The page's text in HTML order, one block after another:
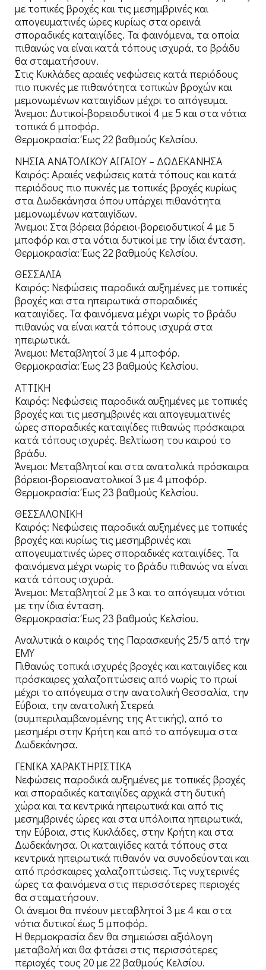
με τοπικές βροχές και τις μεσημβρινές και
απογευματινές ώρες κυρίως στα ορεινά
σποραδικές καταιγίδες. Τα φαινόμενα, τα οποία
πιθανώς να είναι κατά τόπους ισχυρά, το βράδυ
θα σταματήσουν.
Στις Κυκλάδες αραιές νεφώσεις κατά περιόδους
πιο πυκνές με πιθανότητα τοπικών βροχών και
μεμονωμένων καταιγίδων μέχρι το απόγευμα.
Άνεμοι: Δυτικοί-βορειοδυτικοί 4 με 5 και στα νότια
τοπικά 6 μποφόρ.
Θερμοκρασία: Έως 22 βαθμούς Κελσίου.
ΝΗΣΙΑ ΑΝΑΤΟΛΙΚΟΥ ΑΙΓΑΙΟΥ – ΔΩΔΕΚΑΝΗΣΑ
Καιρός: Αραιές νεφώσεις κατά τόπους και κατά
περιόδους πιο πυκνές με τοπικές βροχές κυρίως
στα Δωδεκάνησα όπου υπάρχει πιθανότητα
μεμονωμένων καταιγίδων.
Άνεμοι: Στα βόρεια βόρειοι-βορειοδυτικοί 4 με 5
μποφόρ και στα νότια δυτικοί με την ίδια ένταση.
Θερμοκρασία: Έως 22 βαθμούς Κελσίου.
ΘΕΣΣΑΛΙΑ
Καιρός: Νεφώσεις παροδικά αυξημένες με τοπικές
βροχές και στα ηπειρωτικά σποραδικές
καταιγίδες. Τα φαινόμενα μέχρι νωρίς το βράδυ
πιθανώς να είναι κατά τόπους ισχυρά στα
ηπειρωτικά.
Άνεμοι: Μεταβλητοί 3 με 4 μποφόρ.
Θερμοκρασία: Έως 23 βαθμούς Κελσίου.
ΑΤΤΙΚΗ
Καιρός: Νεφώσεις παροδικά αυξημένες με τοπικές
βροχές και τις μεσημβρινές και απογευματινές
ώρες σποραδικές καταιγίδες πιθανώς πρόσκαιρα
κατά τόπους ισχυρές. Βελτίωση του καιρού το
βράδυ.
Άνεμοι: Μεταβλητοί και στα ανατολικά πρόσκαιρα
βόρειοι-βορειοανατολικοί 3 με 4 μποφόρ.
Θερμοκρασία: Έως 23 βαθμούς Κελσίου.
ΘΕΣΣΑΛΟΝΙΚΗ
Καιρός: Νεφώσεις παροδικά αυξημένες με τοπικές
βροχές και κυρίως τις μεσημβρινές και
απογευματινές ώρες σποραδικές καταιγίδες. Τα
φαινόμενα μέχρι νωρίς το βράδυ πιθανώς να είναι
κατά τόπους ισχυρά.
Άνεμοι: Μεταβλητοί 2 με 3 και το απόγευμα νότιοι
με την ίδια ένταση.
Θερμοκρασία: Έως 23 βαθμούς Κελσίου.
Αναλυτικά ο καιρός της Παρασκευής 25/5 από την
ΕΜΥ
Πιθανώς τοπικά ισχυρές βροχές και καταιγίδες και
πρόσκαιρες χαλαζοπτώσεις από νωρίς το πρωί
μέχρι το απόγευμα στην ανατολική Θεσσαλία, την
Εύβοια, την ανατολική Στερεά
(συμπεριλαμβανομένης της Αττικής), από το
μεσημέρι στην Κρήτη και από το απόγευμα στα
Δωδεκάνησα.
ΓΕΝΙΚΑ ΧΑΡΑΚΤΗΡΙΣΤΙΚΑ
Νεφώσεις παροδικά αυξημένες με τοπικές βροχές
και σποραδικές καταιγίδες αρχικά στη δυτική
χώρα και τα κεντρικά ηπειρωτικά και από τις
μεσημβρινές ώρες και στα υπόλοιπα ηπειρωτικά,
την Εύβοια, στις Κυκλάδες, στην Κρήτη και στα
Δωδεκάνησα. Οι καταιγίδες κατά τόπους στα
κεντρικά ηπειρωτικά πιθανόν να συνοδεύονται και
από πρόσκαιρες χαλαζοπτώσεις. Τις νυχτερινές
ώρες τα φαινόμενα στις περισσότερες περιοχές
θα σταματήσουν.
Οι άνεμοι θα πνέουν μεταβλητοί 3 με 4 και στα
νότια δυτικοί έως 5 μποφόρ.
Η θερμοκρασία δεν θα σημειώσει αξιόλογη
μεταβολή και θα φτάσει στις περισσότερες
περιοχές τους 20 με 22 βαθμούς Κελσίου.